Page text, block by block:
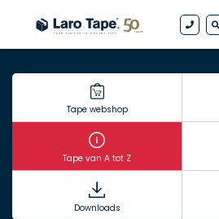
Tape webshop
Tape van A tot Z
Downloads